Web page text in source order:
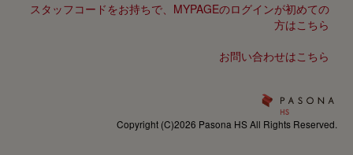
スタッフコードをお持ちで、MYPAGEのログインが初めての
方はこちら
お問い合わせはこちら
Copyright (C)2026 Pasona HS All Rights Reserved.